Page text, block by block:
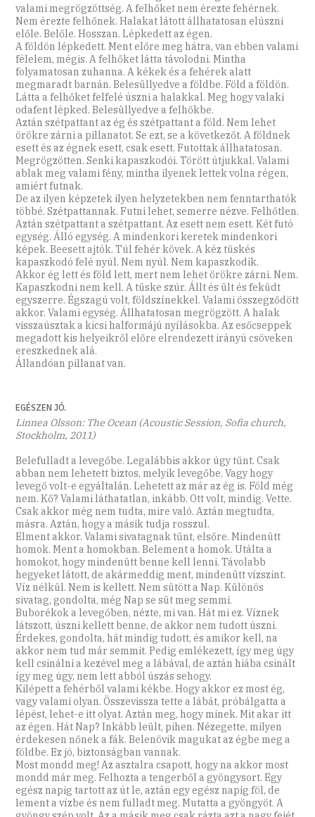
valami megrögzöttség. A felhőket nem érezte fehérnek.
Nem érezte felhőnek. Halakat látott állhatatosan elúszni
előle. Belőle. Hosszan. Lépkedett az égen.
A földön lépkedett. Ment előre meg hátra, van ebben valami
félelem, mégis. A felhőket látta távolodni. Mintha
folyamatosan zuhanna. A kékek és a fehérek alatt
megmaradt barnán. Belesüllyedve a földbe. Föld a földön.
Látta a felhőket felfelé úszni a halakkal. Meg hogy valaki
odafent lépked. Belesüllyedve a felhőkbe.
Aztán szétpattant az ég és szétpattant a föld. Nem lehet
örökre zárni a pillanatot. Se ezt, se a következőt. A földnek
esett és az égnek esett, csak esett. Futottak állhatatosan.
Megrögzötten. Senki kapaszkodói. Törött útjukkal. Valami
ablak meg valami fény, mintha ilyenek lettek volna régen,
amiért futnak.
De az ilyen képzetek ilyen helyzetekben nem fenntarthatók
többé. Szétpattannak. Futni lehet, semerre nézve. Felhőtlen.
Aztán szétpattant a szétpattant. Az esett nem esett. Két futó
egység. Álló egység. A mindenkori keretek mindenkori
képek. Beesett ajtók. Túl fehér kövek. A kéz tüskés
kapaszkodó felé nyúl. Nem nyúl. Nem kapaszkodik.
Akkor ég lett és föld lett, mert nem lehet örökre zárni. Nem.
Kapaszkodni nem kell. A tüske szúr. Állt és ült és feküdt
egyszerre. Égszagú volt, földszínekkel. Valami összegződött
akkor. Valami egység. Állhatatosan megrögzött. A halak
visszaúsztak a kicsi halformájú nyílásokba. Az esőcseppek
megadott kis helyeikről előre elrendezett irányú csöveken
ereszkednek alá.
Állandóan pillanat van.
EGÉSZEN JÓ.
Linnea Olsson: The Ocean (Acoustic Session, Sofia church,
Stockholm, 2011)
Belefulladt a levegőbe. Legalábbis akkor úgy tűnt. Csak
abban nem lehetett biztos, melyik levegőbe. Vagy hogy
levegő volt-e egyáltalán. Lehetett az már az ég is. Föld még
nem. Kő? Valami láthatatlan, inkább. Ott volt, mindig. Vette.
Csak akkor még nem tudta, mire való. Aztán megtudta,
másra. Aztán, hogy a másik tudja rosszul.
Elment akkor. Valami sivatagnak tűnt, elsőre. Mindenütt
homok. Ment a homokban. Belement a homok. Utálta a
homokot, hogy mindenütt benne kell lenni. Távolabb
hegyeket látott, de akármeddig ment, mindenütt vízszint.
Víz nélkül. Nem is kellett. Nem sütött a Nap. Különös
sivatag, gondolta, még Nap se süt meg semmi.
Buborékok a levegőben, nézte, mi van. Hát mi ez. Víznek
látszott, úszni kellett benne, de akkor nem tudott úszni.
Érdekes, gondolta, hát mindig tudott, és amikor kell, na
akkor nem tud már semmit. Pedig emlékezett, így meg úgy
kell csinálni a kezével meg a lábával, de aztán hiába csinált
így meg úgy, nem lett abból úszás sehogy.
Kilépett a fehérből valami kékbe. Hogy akkor ez most ég,
vagy valami olyan. Összevissza tette a lábát, próbálgatta a
lépést, lehet-e itt olyat. Aztán meg, hogy minek. Mit akar itt
az égen. Hát Nap? Inkább leült, pihen. Nézegette, milyen
érdekesen nőnek a fák. Belenövik magukat az égbe meg a
földbe. Ez jó, biztonságban vannak.
Most mondd meg! Az asztalra csapott, hogy na akkor most
mondd már meg. Felhozta a tengerből a gyöngysort. Egy
egész napig tartott az út le, aztán egy egész napig föl, de
lement a vízbe és nem fulladt meg. Mutatta a gyöngyöt. A